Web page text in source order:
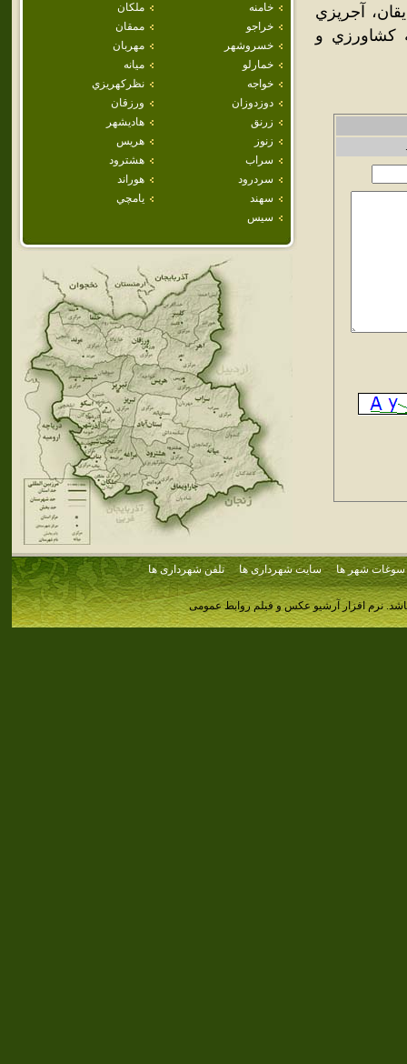
خامنه
ملكان
خراجو
ممقان
خسروشهر
مهربان
خمارلو
ميانه
خواجه
نظركهريزي
دوزدوزان
ورزقان
زرنق
هاديشهر
زنوز
هريس
سراب
هشترود
سردرود
هوراند
سهند
يامچي
سيس
آجرپزي
کشاورزي و
سوغات شهر ها سایت شهرداری ها تلفن شهرداری ها
نرم افزار آرشیو عکس و فیلم روابط عمومی